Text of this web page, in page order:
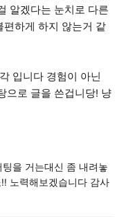
알겠다는 눈치로 다른
편하게 하지 않는거 같
입니다 경험이 아닌
으로 글을 쓴겁니당! 냥
을 거는대신 좀 내려놓
노력해보겠습니다 감사